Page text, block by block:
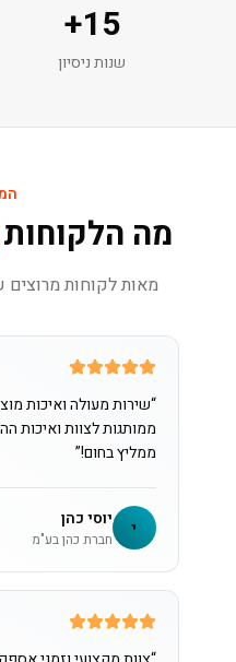
15
+
שנות ניסיון
מה הלקוחות
מאות לקוחות מרוצים
“שירות מעולה ואיכות
ממותגות לצוות ואיכות
ממליץ בחום!”
י יוסי כהן
חברת כהן בע"מ